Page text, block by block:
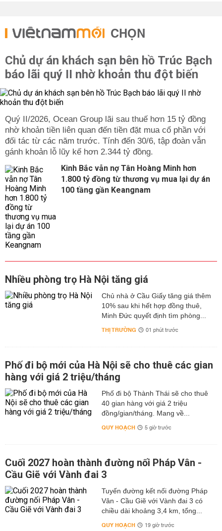
CHỌN
Chủ dự án khách sạn bên hồ Trúc Bạch
báo lãi quý II nhờ khoản thu đột biến
Quý II/2026, Ocean Group lãi sau thuế hơn 15 tỷ đồng
nhờ khoản tiền liên quan đến tiền đặt mua cổ phần với
đối tác từ các năm trước. Tính đến 30/6, tập đoàn vẫn
gánh khoản lỗ lũy kế hơn 2.344 tỷ đồng.
Kinh Bắc vẫn nợ Tân Hoàng Minh hơn
1.800 tỷ đồng từ thương vụ mua lại dự án
100 tầng gần Keangnam
Nhiều phòng trọ Hà Nội tăng giá
Chủ nhà ở Cầu Giấy tăng giá thêm
10% sau khi hết hợp đồng thuê,
Minh Đức quyết định tìm phòng...
THỊ TRƯỜNG 01 phút trước
Phố đi bộ mới của Hà Nội sẽ cho thuê các gian
hàng với giá 2 triệu/tháng
Phố đi bộ Thành Thái sẽ cho thuê
40 gian hàng với giá 2 triệu
đồng/gian/tháng. Mang về...
QUY HOẠCH 5 giờ trước
Cuối 2027 hoàn thành đường nối Pháp Vân -
Cầu Giẽ với Vành đai 3
Tuyến đường kết nối đường Pháp
Vân - Cầu Giẽ với Vành đai 3 có
chiều dài khoảng 3,4 km, tổng...
QUY HOẠCH 19 giờ trước